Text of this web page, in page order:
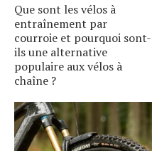
Que sont les vélos à
entraînement par
courroie et pourquoi sont-
ils une alternative
populaire aux vélos à
chaîne ?